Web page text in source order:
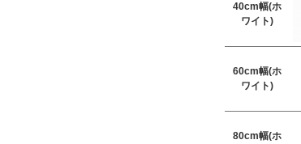
40cm幅(ホ
ワイト)
60cm幅(ホ
ワイト)
80cm幅(ホ